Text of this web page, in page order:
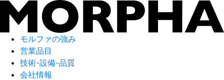
モルファの強み
営業品目
技術-設備-品質
会社情報